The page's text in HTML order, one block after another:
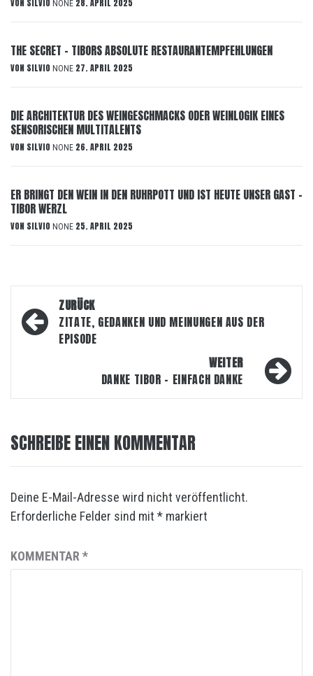
NONE
THE SECRET – TIBORS ABSOLUTE RESTAURANTEMPFEHLUNGEN
VON SILVIO NONE 27. APRIL 2025
DIE ARCHITEKTUR DES WEINGESCHMACKS ODER WEINLOGIK EINES
SENSORISCHEN MULTITALENTS
VON SILVIO NONE 26. APRIL 2025
ER BRINGT DEN WEIN IN DEN RUHRPOTT UND IST HEUTE UNSER GAST –
TIBOR WERZL
VON SILVIO NONE 25. APRIL 2025
Beitragsnavigation
ZURÜCK
ZITATE, GEDANKEN UND MEINUNGEN AUS DER
EPISODE
WEITER
DANKE TIBOR – EINFACH DANKE
SCHREIBE EINEN KOMMENTAR
Deine E-Mail-Adresse wird nicht veröffentlicht.
Erforderliche Felder sind mit * markiert
KOMMENTAR *